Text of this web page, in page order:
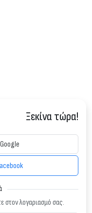
Ξεκίνα τώρα!
στον λογαριασμό σας.